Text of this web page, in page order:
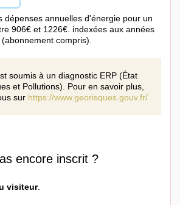
dépenses annuelles d'énergie pour un
906€ et 1226€. indexées aux années
compris).
soumis à un diagnostic ERP (État
et Pollutions). Pour en savoir plus,
sur https://www.georisques.gouv.fr/
encore inscrit ?
visiteur.